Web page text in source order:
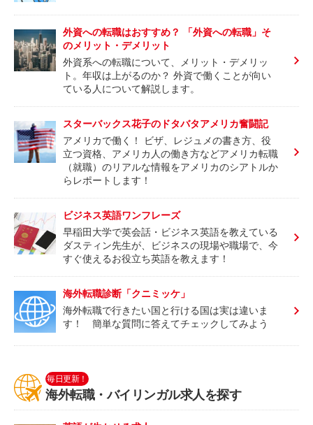
外資への転職はおすすめ？ 「外資への転職」そ
のメリット・デメリット
外資系への転職について、メリット・デメリッ
ト。年収は上がるのか？ 外資で働くことが向い
ている人について解説します。
スターバックス花子のドタバタアメリカ奮闘記
アメリカで働く！ ビザ、レジュメの書き方、役
立つ資格、アメリカ人の働き方などアメリカ転職
（就職）のリアルな情報をアメリカのシアトルか
らレポートします！
ビジネス英語ワンフレーズ
早稲田大学で英会話・ビジネス英語を教えている
ダスティン先生が、ビジネスの現場や職場で、今
すぐ使えるお役立ち英語を教えます！
海外転職診断「クニミッケ」
海外転職で行きたい国と行ける国は実は違いま
す！ 簡単な質問に答えてチェックしてみよう
毎日更新！
海外転職・バイリンガル求人を探す